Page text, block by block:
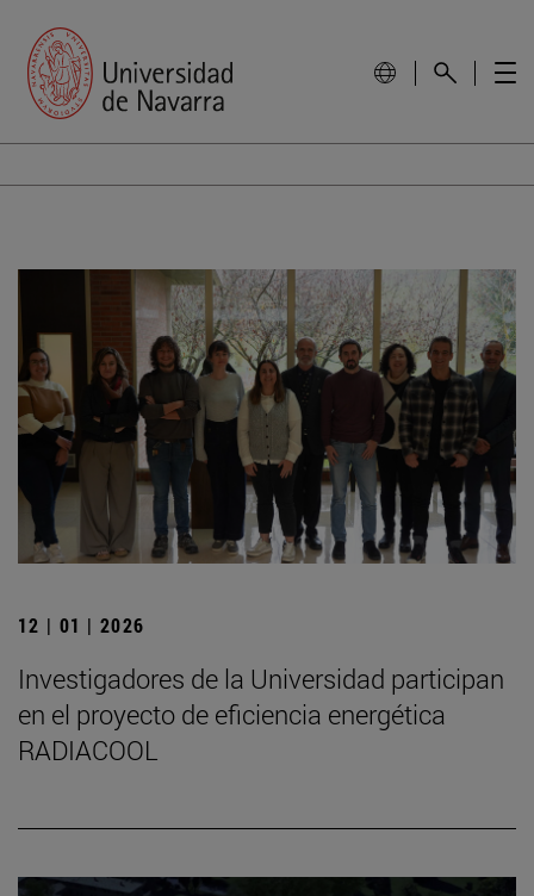
12 | 01 | 2026
Investigadores de la Universidad participan
en el proyecto de eficiencia energética
RADIACOOL